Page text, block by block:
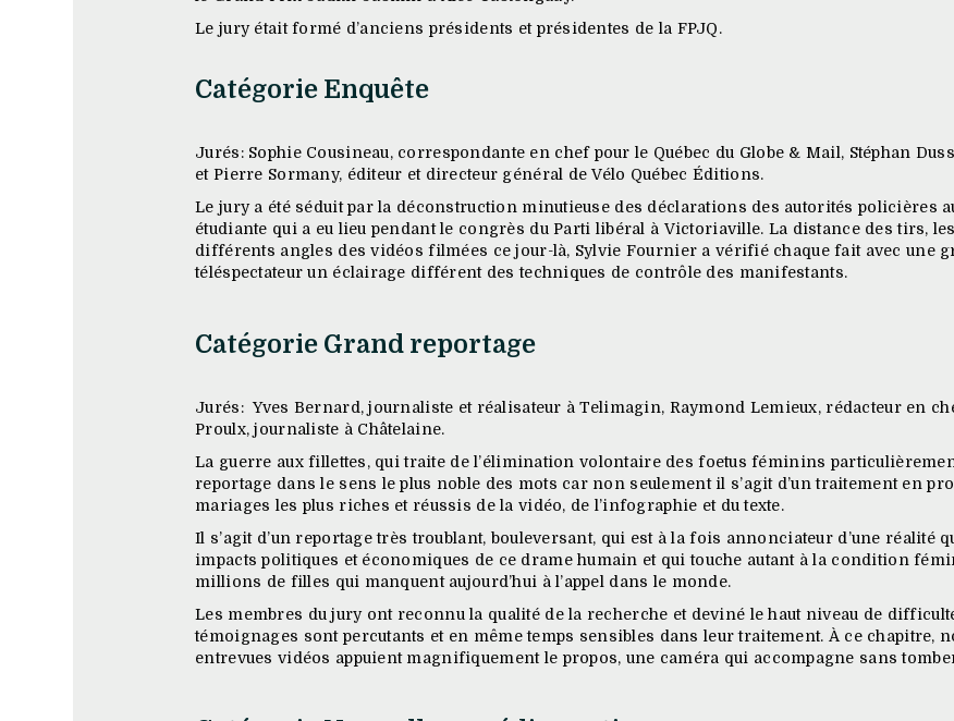
Le jury était formé d’anciens présidents et présidentes de la FPJQ.
Catégorie Enquête
Jurés: Sophie Cousineau, correspondante en chef pour le Québec du Globe & Mail, Stéphan
et Pierre Sormany, éditeur et directeur général de Vélo Québec Éditions.
Le jury a été séduit par la déconstruction minutieuse des déclarations des autorités policières
étudiante qui a eu lieu pendant le congrès du Parti libéral à Victoriaville. La distance des tirs,
différents angles des vidéos filmées ce jour-là, Sylvie Fournier a vérifié chaque fait avec une
téléspectateur un éclairage différent des techniques de contrôle des manifestants.
Catégorie Grand reportage
Jurés: Yves Bernard, journaliste et réalisateur à Telimagin, Raymond Lemieux, rédacteur en
Proulx, journaliste à Châtelaine.
La guerre aux fillettes, qui traite de l’élimination volontaire des foetus féminins
reportage dans le sens le plus noble des mots car non seulement il s’agit d’un traitement en
mariages les plus riches et réussis de la vidéo, de l’infographie et du texte.
Il s’agit d’un reportage très troublant, bouleversant, qui est à la fois annonciateur d’une réalité
impacts politiques et économiques de ce drame humain et qui touche autant à la condition
millions de filles qui manquent aujourd’hui à l’appel dans le monde.
Les membres du jury ont reconnu la qualité de la recherche et deviné le haut niveau de
témoignages sont percutants et en même temps sensibles dans leur traitement. À ce chapitre,
entrevues vidéos appuient magnifiquement le propos, une caméra qui accompagne sans